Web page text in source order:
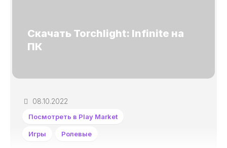
Скачать Torchlight: Infinite на
ПК
08.10.2022
Посмотреть в Play Market
Игры Ролевые